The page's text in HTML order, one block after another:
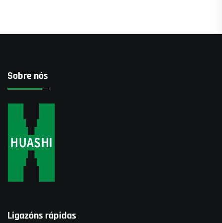
Sobre nós
Ligazóns rápidas